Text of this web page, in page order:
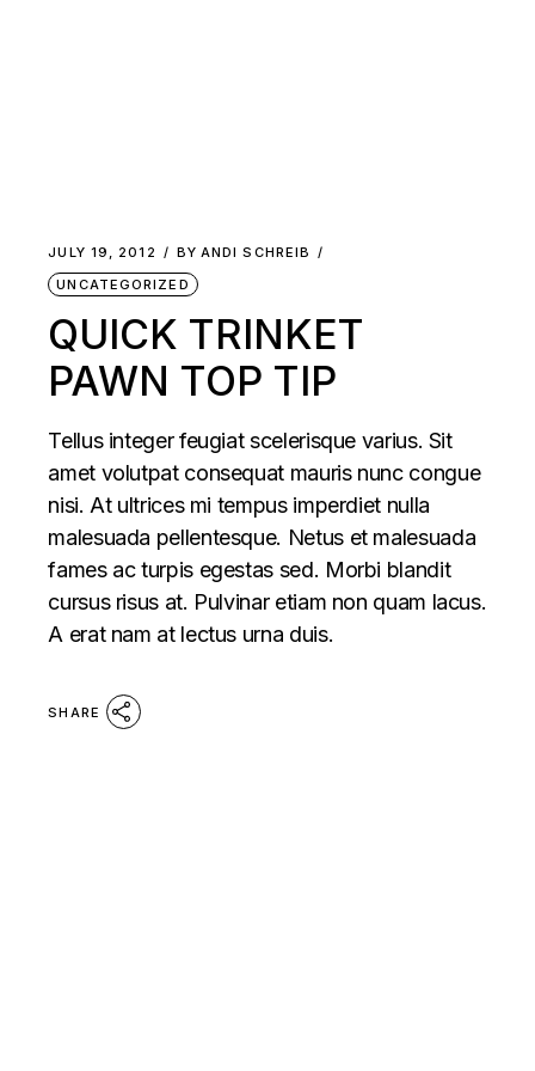
JULY 19, 2012 BY ANDI SCHREIB
UNCATEGORIZED
QUICK TRINKET
PAWN TOP TIP
Tellus integer feugiat scelerisque varius. Sit
amet volutpat consequat mauris nunc congue
nisi. At ultrices mi tempus imperdiet nulla
malesuada pellentesque. Netus et malesuada
fames ac turpis egestas sed. Morbi blandit
cursus risus at. Pulvinar etiam non quam lacus.
A erat nam at lectus urna duis.
SHARE